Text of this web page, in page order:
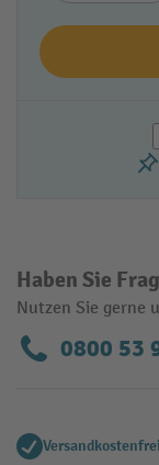
Haben Sie
Nutzen Sie gerne
0800 53